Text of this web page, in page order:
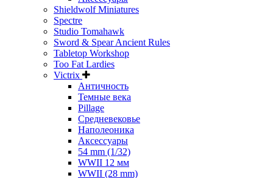
Shieldwolf Miniatures
Spectre
Studio Tomahawk
Sword & Spear Ancient Rules
Tabletop Workshop
Too Fat Lardies
Victrix
Античность
Темные века
Pillage
Средневековье
Наполеоника
Аксессуары
54 mm (1/32)
WWII 12 мм
WWII (28 mm)